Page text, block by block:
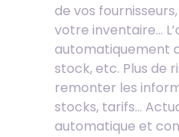
de vos
votre inventaire…
automatiquement
stock, etc. Plus de
remonter les
stocks, tarifs…
automatique et